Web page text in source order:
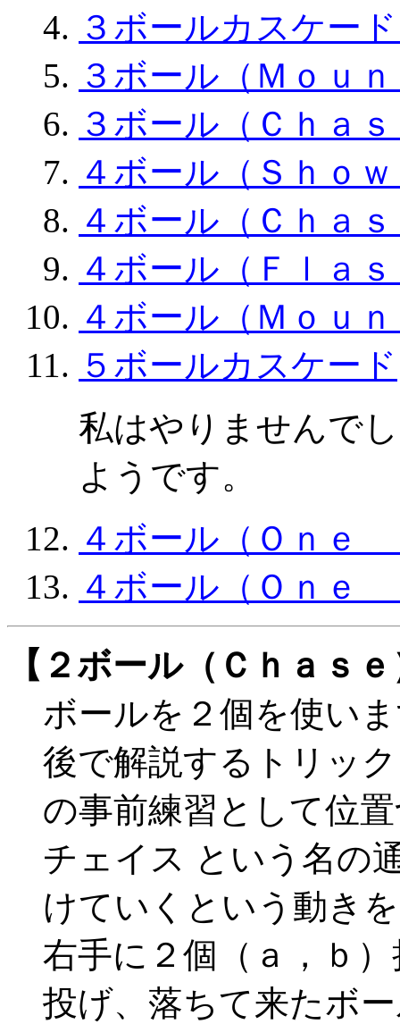
３ボールカスケー
３ボール（Ｍｏｕ
３ボール（Ｃｈａ
４ボール（Ｓｈｏ
４ボール（Ｃｈａ
４ボール（Ｆｌａ
４ボール（Ｍｏｕ
５ボールカスケード
私はやりませんで
ようです。
４ボール（Ｏｎ
４ボール（Ｏｎ
【２ボール（Ｃｈａｓ
ボールを２個を使い
後で解説するトリッ
の事前練習として位
チェイス という名の
けていくという動き
右手に２個（ａ，ｂ
投げ、落ちて来たボ